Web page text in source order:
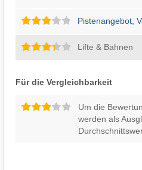
Pistenangebot,
Lifte & Bahnen
Für die Vergleichbarkeit
Um die
werden als